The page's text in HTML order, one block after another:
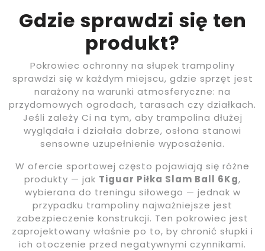
Gdzie sprawdzi się ten
produkt?
Pokrowiec ochronny na słupek trampoliny
sprawdzi się w każdym miejscu, gdzie sprzęt jest
narażony na warunki atmosferyczne: na
przydomowych ogrodach, tarasach czy działkach.
Jeśli zależy Ci na tym, aby trampolina dłużej
wyglądała i działała dobrze, osłona stanowi
sensowne uzupełnienie wyposażenia.
W ofercie sportowej często pojawiają się różne
produkty — jak Tiguar Piłka Slam Ball 6Kg,
wybierana do treningu siłowego — jednak w
przypadku trampoliny najważniejsze jest
zabezpieczenie konstrukcji. Ten pokrowiec jest
zaprojektowany właśnie po to, by chronić słupki i
ich otoczenie przed negatywnymi czynnikami.